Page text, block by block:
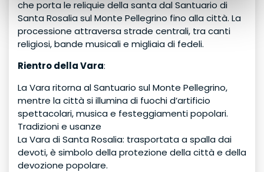
che porta le reliquie della santa dal Santuario di
Santa Rosalia sul Monte Pellegrino fino alla città. La
processione attraversa strade centrali, tra canti
religiosi, bande musicali e migliaia di fedeli.
Rientro della Vara:
La Vara ritorna al Santuario sul Monte Pellegrino,
mentre la città si illumina di fuochi d’artificio
spettacolari, musica e festeggiamenti popolari.
Tradizioni e usanze
La Vara di Santa Rosalia: trasportata a spalla dai
devoti, è simbolo della protezione della città e della
devozione popolare.